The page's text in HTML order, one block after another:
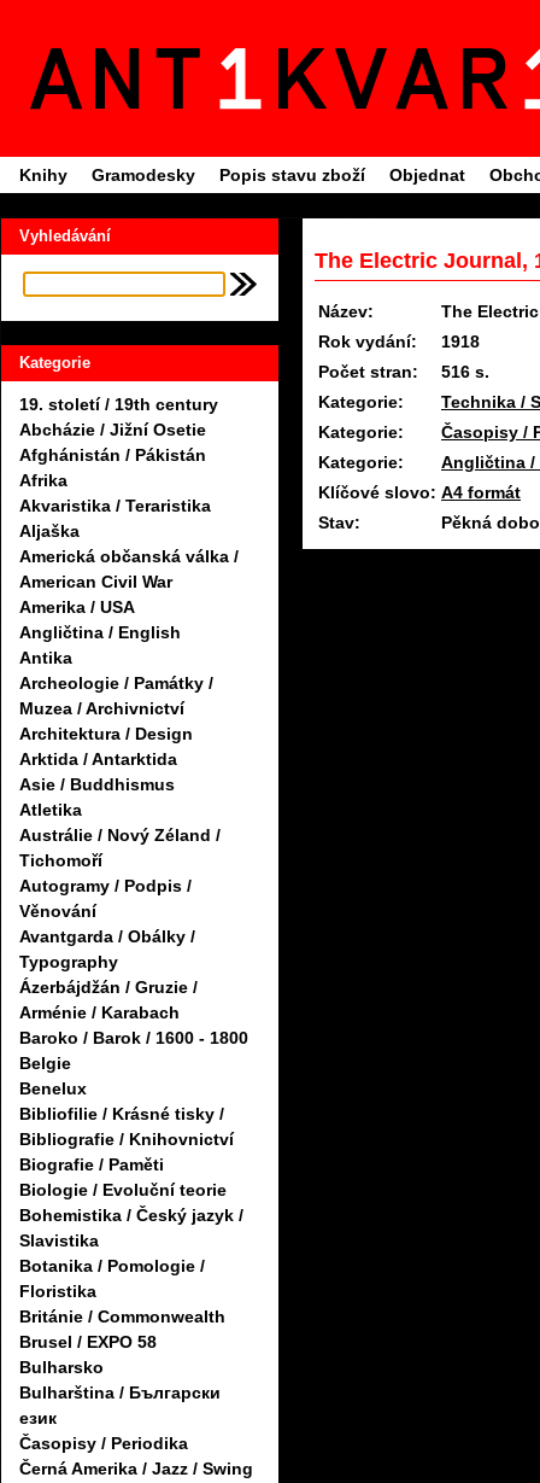
Knihy Gramodesky Popis stavu zboží Objednat
Vyhledávání
Kategorie
19. století / 19th century
Abcházie / Jižní Osetie
Afghánistán / Pákistán
Afrika
Akvaristika / Teraristika
Aljaška
Americká občanská válka /
American Civil War
Amerika / USA
Angličtina / English
Antika
Archeologie / Památky /
Muzea / Archivnictví
Architektura / Design
Arktida / Antarktida
Asie / Buddhismus
Atletika
Austrálie / Nový Zéland /
Tichomoří
Autogramy / Podpis /
Věnování
Avantgarda / Obálky /
Typography
Ázerbájdžán / Gruzie /
Arménie / Karabach
Baroko / Barok / 1600 - 1800
Belgie
Benelux
Bibliofilie / Krásné tisky /
Bibliografie / Knihovnictví
Biografie / Paměti
Biologie / Evoluční teorie
Bohemistika / Český jazyk /
Slavistika
Botanika / Pomologie /
Floristika
Británie / Commonwealth
Brusel / EXPO 58
Bulharsko
Bulharština / Български
език
Časopisy / Periodika
Černá Amerika / Jazz / Swing
The Electric Journal,
Název:
The
Rok vydání:
1918
Počet stran:
516 s.
Kategorie:
Technika /
Kategorie:
Časopisy /
Kategorie:
Angličtina /
Klíčové slovo: A4 formát
Stav:
Pěkná